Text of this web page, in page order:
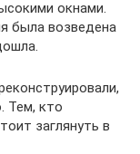
окнами.
была возведена
Тем, кто
заглянуть в